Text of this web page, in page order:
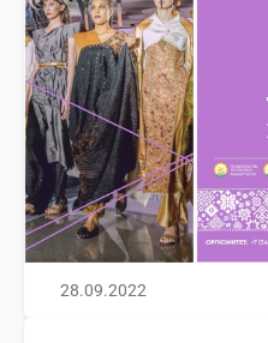
28.09.2022